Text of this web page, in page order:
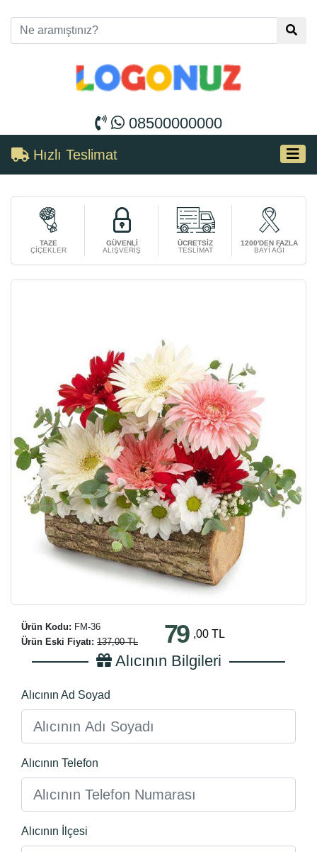
08500000000
Hızlı Teslimat
TAZE
ÇİÇEKLER
GÜVENLİ
ALIŞVERİŞ
ÜCRETSİZ
TESLİMAT
1200'DEN FAZLA
BAYİ AĞI
Ürün Kodu: FM-36
Ürün Eski Fiyatı: 137,00 TL 79 ,00 TL
Alıcının Bilgileri
Alıcının Ad Soyad
Alıcının Telefon
Alıcının İlçesi